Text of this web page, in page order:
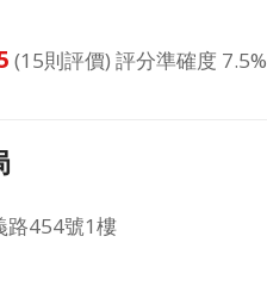
(15則評價) 評分準確度 7.5%
路454號1樓